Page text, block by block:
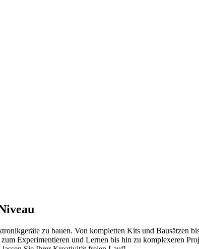
zu bauen. Von kompletten Kits und Bausätzen
Experimentieren und Lernen bis hin zu komplexeren